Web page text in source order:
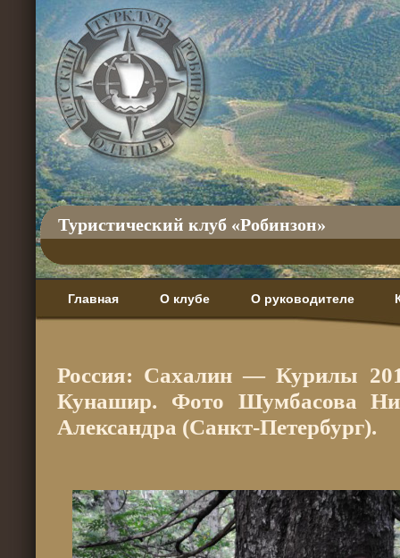
Туристический клуб «Робинзон»
Главная О клубе О руководителе
Россия: Сахалин — Курилы
Кунашир. Фото Шумбасова
Александра (Санкт-Петербург).